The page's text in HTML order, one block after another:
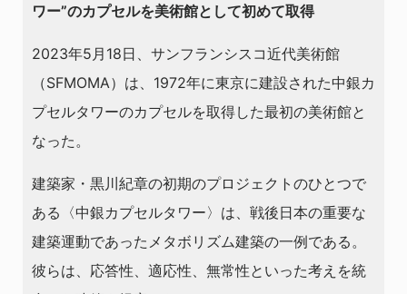
ワー”のカプセルを美術館として初めて取得
2023年5月18日、サンフランシスコ近代美術館
（SFMOMA）は、1972年に東京に建設された中銀カ
プセルタワーのカプセルを取得した最初の美術館と
なった。
建築家・黒川紀章の初期のプロジェクトのひとつで
ある〈中銀カプセルタワー〉は、戦後日本の重要な
建築運動であったメタボリズム建築の一例である。
彼らは、応答性、適応性、無常性といった考えを統